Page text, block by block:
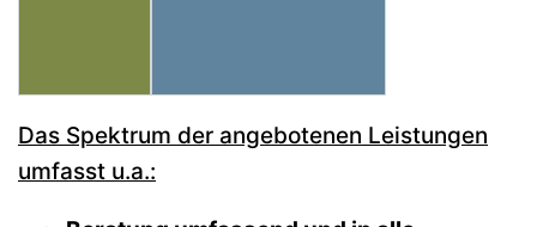
Das Spektrum der angebotenen Leistungen
umfasst u.a.: